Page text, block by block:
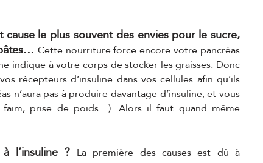
cause le plus souvent des envies pour le sucre,
Cette nourriture force encore votre pancréas
indique à votre corps de stocker les graisses. Donc
récepteurs d’insuline dans vos cellules afin qu’ils
n’aura pas à produire davantage d’insuline, et vous
prise de poids…). Alors il faut quand même
l’insuline ? La première des causes est dû à